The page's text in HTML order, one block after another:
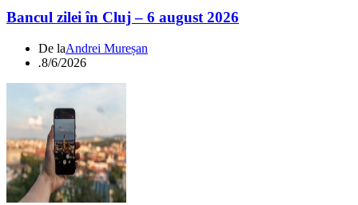
Bancul zilei în Cluj – 6 august 2026
De laAndrei Mureșan
.8/6/2026